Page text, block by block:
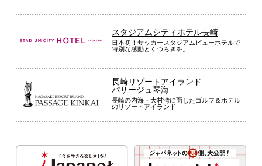
スタジアムシティホテル長崎
日本初！サッカースタジアムビューホテルで
特別な感動とくつろぎを。
長崎リゾートアイランド
パサージュ琴海
長崎の内海・大村湾に面したゴルフ＆ホテル
のリゾートアイランド